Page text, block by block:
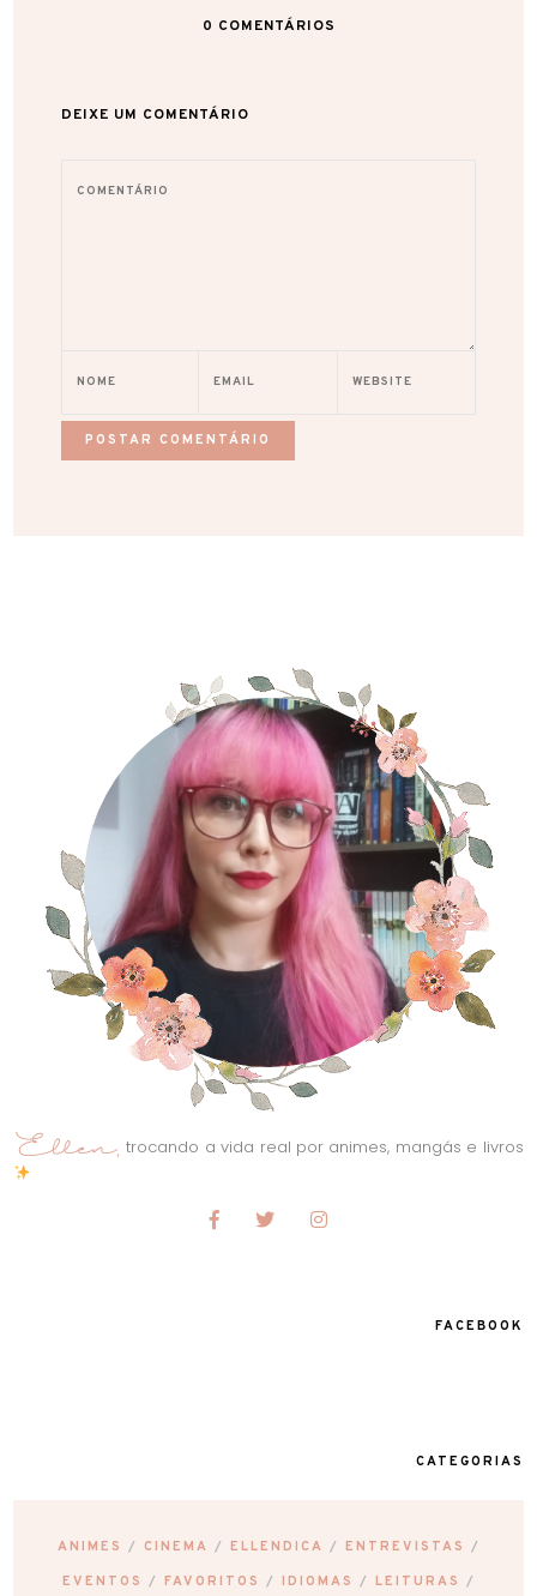
0 COMENTÁRIOS
DEIXE UM COMENTÁRIO
trocando a vida real por animes, mangás e livros
FACEBOOK
CATEGORIAS
ANIMES CINEMA ELLENDICA ENTREVISTAS
EVENTOS FAVORITOS IDIOMAS LEITURAS